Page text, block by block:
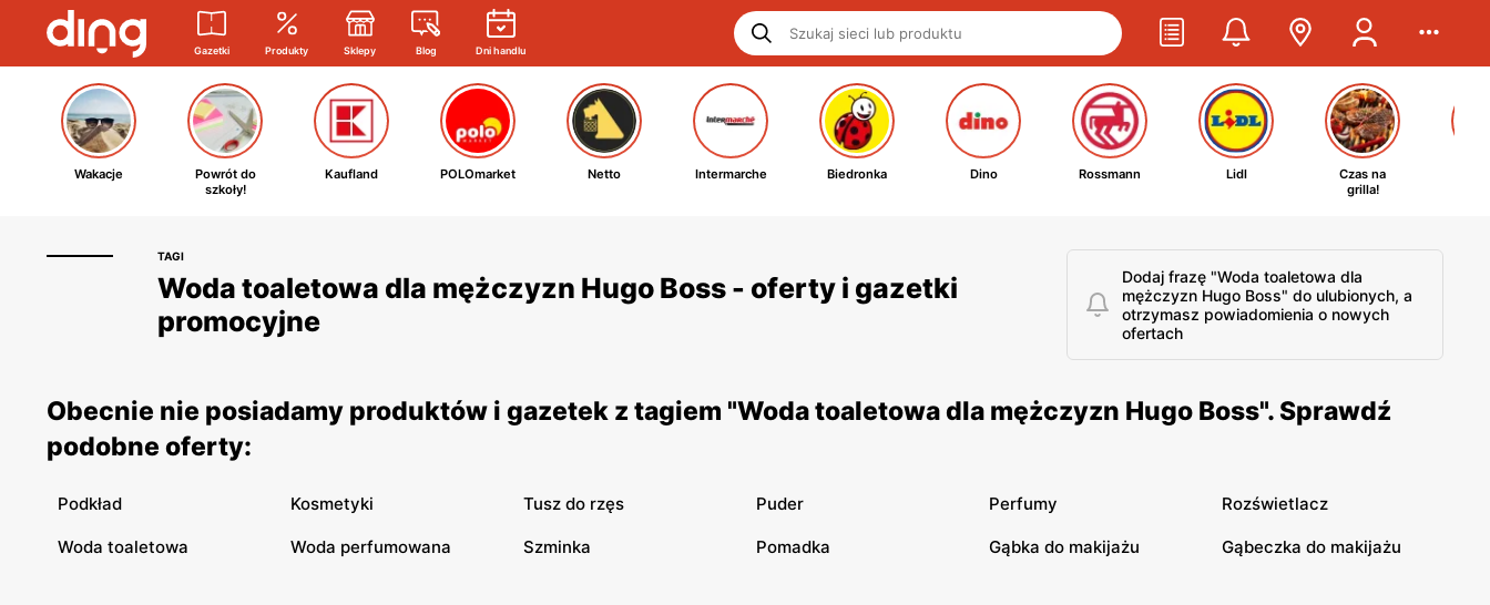
Gazetki Produkty Sklepy Blog Dni handlu
Wakacje
Powrót do
szkoły!
Kaufland POLOmarket Netto Intermarche Biedronka Dino Rossmann Lidl
Czas na
grilla!
TAGI
Woda toaletowa dla mężczyzn Hugo Boss - oferty i gazetki
promocyjne
Dodaj frazę "Woda toaletowa dla
mężczyzn Hugo Boss" do ulubionych, a
otrzymasz powiadomienia o nowych
ofertach
Obecnie nie posiadamy produktów i gazetek z tagiem "Woda toaletowa dla mężczyzn Hugo Boss". Sprawdź
podobne oferty:
Podkład Kosmetyki Tusz do rzęs Puder Perfumy Rozświetlacz
Woda toaletowa Woda perfumowana Szminka Pomadka Gąbka do makijażu Gąbeczka do makijażu